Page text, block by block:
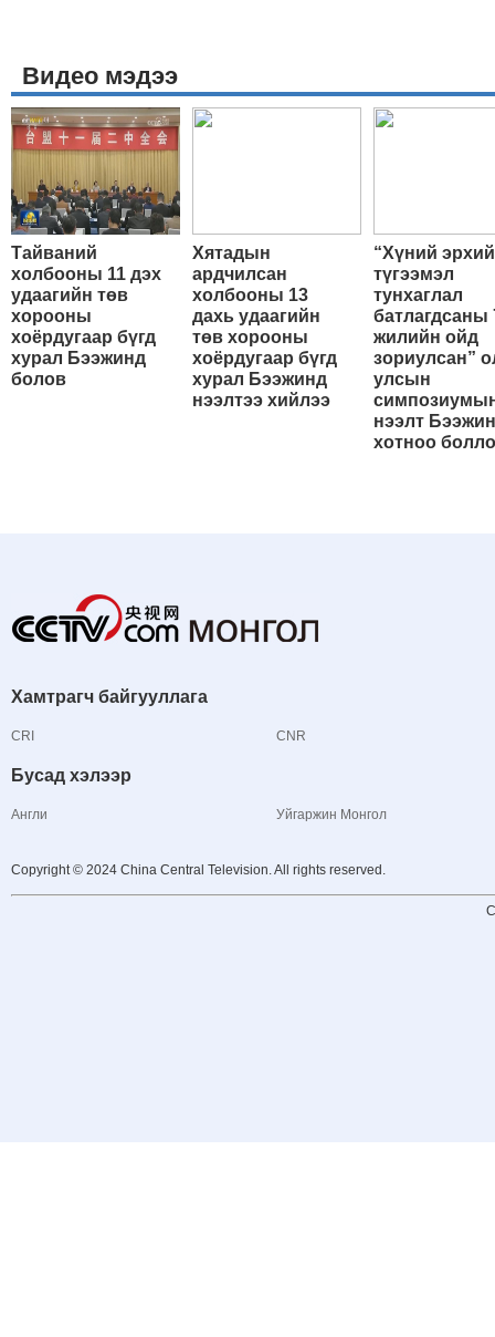
Видео мэдээ
Тайваний
холбооны 11 дэх
удаагийн төв
хорооны
хоёрдугаар бүгд
хурал Бээжинд
болов
Хятадын
ардчилсан
холбооны 13
дахь удаагийн
төв хорооны
хоёрдугаар бүгд
хурал Бээжинд
нээлтээ хийлээ
“Хүний
түгээмэл
тунхаглал
батлагдсаны
жилийн ойд
зориулсан”
улсын
нээлт Бээжин
хотноо
Хамтрагч байгууллага
CRI CNR
Бусад хэлээр
Англи Уйгаржин Монгол
Copyright © 2024 China Central Television. All rights reserved.